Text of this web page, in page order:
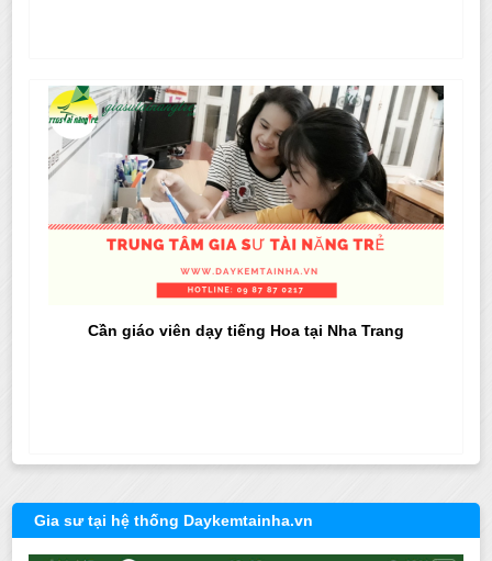
Cần giáo viên dạy tiếng Hoa tại Nha Trang
Gia sư tại hệ thống Daykemtainha.vn